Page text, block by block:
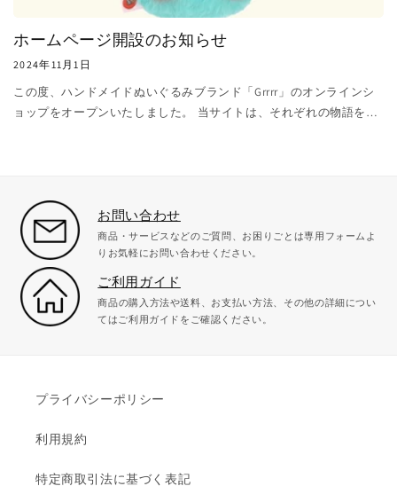
ホームページ開設のお知らせ
2024年11月1日
この度、ハンドメイドぬいぐるみブランド「Grrrr」のオンラインシ
ョップをオープンいたしました。 当サイトは、それぞれの物語を持
お問い合わせ
商品・サービスなどのご質問、お困りごとは専用フォームよ
りお気軽にお問い合わせください。
ご利用ガイド
商品の購入方法や送料、お支払い方法、その他の詳細につい
てはご利用ガイドをご確認ください。
プライバシーポリシー
利用規約
特定商取引法に基づく表記